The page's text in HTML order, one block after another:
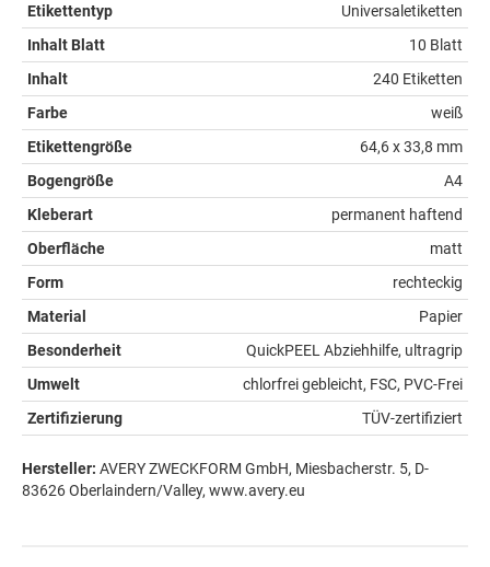
Etikettentyp
Universaletiketten
Inhalt Blatt
10 Blatt
Inhalt
240 Etiketten
Farbe
weiß
Etikettengröße
64,6 x 33,8 mm
Bogengröße
A4
Kleberart
permanent haftend
Oberfläche
matt
Form
rechteckig
Material
Papier
Besonderheit
QuickPEEL Abziehhilfe, ultragrip
Umwelt
chlorfrei gebleicht, FSC, PVC-Frei
Zertifizierung
TÜV-zertifiziert
Hersteller: AVERY ZWECKFORM GmbH, Miesbacherstr. 5, D-
83626 Oberlaindern/Valley, www.avery.eu